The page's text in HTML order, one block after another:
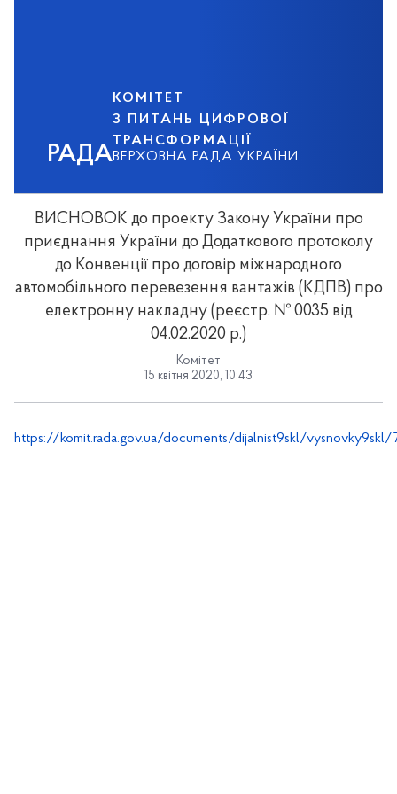
РАДА
КОМІТЕТ
З ПИТАНЬ ЦИФРОВОЇ
ТРАНСФОРМАЦІЇ
ВЕРХОВНА РАДА УКРАЇНИ
ВИСНОВОК до проекту Закону України про
приєднання України до Додаткового протоколу
до Конвенції про договір міжнародного
автомобільного перевезення вантажів (КДПВ) про
електронну накладну (реєстр. № 0035 від
04.02.2020 р.)
Комітет
15 квітня 2020, 10:43
https://komit.rada.gov.ua/documents/dijalnist9skl/vysnovky9skl/